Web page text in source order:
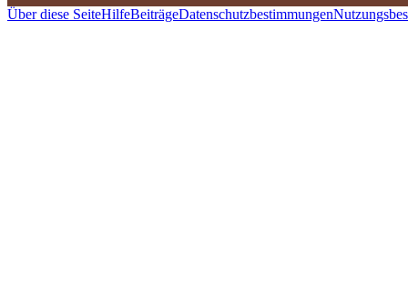
Über diese SeiteHilfeBeiträgeDatenschutzbestimmungen